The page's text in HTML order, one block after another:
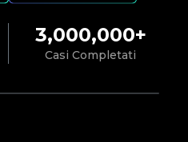
3,000,000+
Casi Completati